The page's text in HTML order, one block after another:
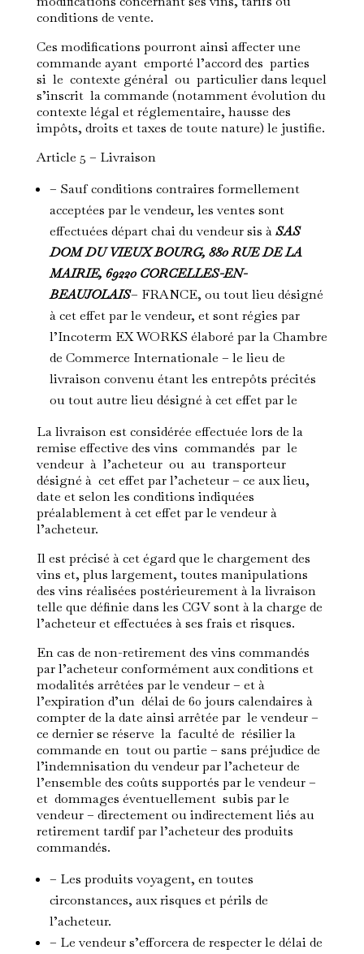
conditions de vente.
Ces modifications pourront ainsi affecter une
commande ayant emporté l’accord des parties
si le contexte général ou particulier dans lequel
s’inscrit la commande (notamment évolution du
contexte légal et réglementaire, hausse des
impôts, droits et taxes de toute nature) le justifie.
Article 5 – Livraison
– Sauf conditions contraires formellement
acceptées par le vendeur, les ventes sont
effectuées départ chai du vendeur sis àSAS
DOM DU VIEUX BOURG, 880 RUE DE LA
MAIRIE, 69220 CORCELLES-EN-
BEAUJOLAIS– FRANCE, ou tout lieu désigné
à cet effet par le vendeur, et sont régies par
l’Incoterm EX WORKS élaboré par la Chambre
de Commerce Internationale – le lieu de
livraison convenu étant les entrepôts précités
ou tout autre lieu désigné à cet effet par le
La livraison est considérée effectuée lors de la
remise effective des vins commandés par le
vendeur à l’acheteur ou au transporteur
désigné à cet effet par l’acheteur – ce aux lieu,
date et selon les conditions indiquées
préalablement à cet effet par le vendeur à
l’acheteur.
Il est précisé à cet égard que le chargement des
vins et, plus largement, toutes manipulations
des vins réalisées postérieurement à la livraison
telle que définie dans les CGV sont à la charge de
l’acheteur et effectuées à ses frais et risques.
En cas de non-retirement des vins commandés
par l’acheteur conformément aux conditions et
modalités arrêtées par le vendeur – et à
l’expiration d’un délai de 60 jours calendaires à
compter de la date ainsi arrêtée par le vendeur –
ce dernier se réserve la faculté de résilier la
commande en tout ou partie – sans préjudice de
l’indemnisation du vendeur par l’acheteur de
l’ensemble des coûts supportés par le vendeur –
et dommages éventuellement subis par le
vendeur – directement ou indirectement liés au
retirement tardif par l’acheteur des produits
commandés.
– Les produits voyagent, en toutes
circonstances, aux risques et périls de
l’acheteur.
– Le vendeur s’efforcera de respecter le délai de